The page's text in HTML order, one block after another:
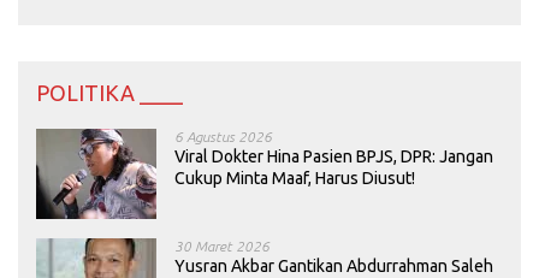
POLITIKA ____
6 Agustus 2026
Viral Dokter Hina Pasien BPJS, DPR: Jangan
Cukup Minta Maaf, Harus Diusut!
30 Maret 2026
Yusran Akbar Gantikan Abdurrahman Saleh